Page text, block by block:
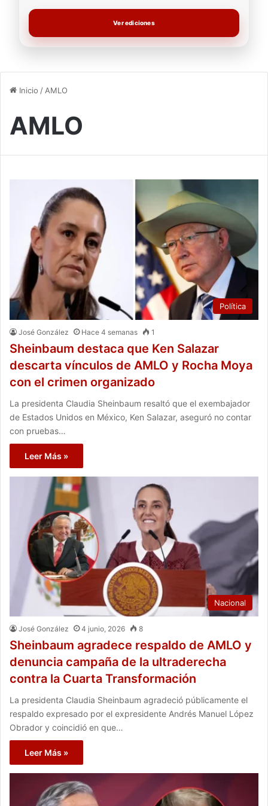
Ver ediciones
Inicio / AMLO
AMLO
Política
José González Hace 4 semanas 1
Sheinbaum destaca que Ken Salazar
descarta vínculos de AMLO y Rocha Moya
con el crimen organizado
La presidenta Claudia Sheinbaum resaltó que el exembajador
de Estados Unidos en México, Ken Salazar, aseguró no contar
con pruebas…
Leer Más »
Nacional
José González 4 junio, 2026 8
Sheinbaum agradece respaldo de AMLO y
denuncia campaña de la ultraderecha
contra la Cuarta Transformación
La presidenta Claudia Sheinbaum agradeció públicamente el
respaldo expresado por el expresidente Andrés Manuel López
Obrador y coincidió en que…
Leer Más »